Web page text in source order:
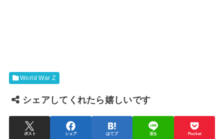
World War Z
シェアしてくれたら嬉しいです
ポスト シェア はてブ 送る Pocket